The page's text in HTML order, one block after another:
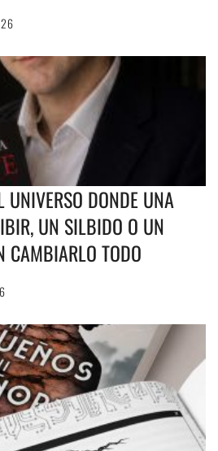
UNIVERSO DONDE UNA
UN SILBIDO O UN
CAMBIARLO TODO